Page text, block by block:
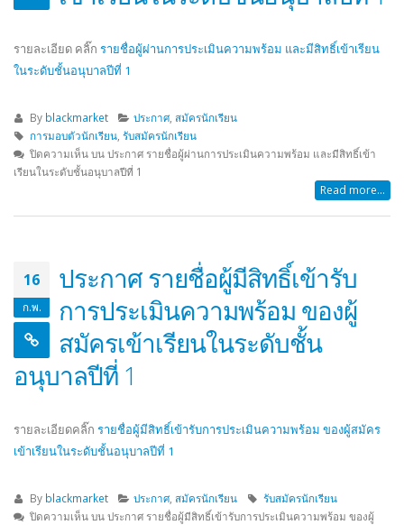
รายละเอียด คลิ๊ก รายชื่อผู้ผ่านการประเมินความพร้อม และมีสิทธิ์เข้าเรียน
ในระดับชั้นอนุบาลปีที่ 1
By blackmarket ประกาศ ,สมัครนักเรียน
การมอบตัวนักเรียน, รับสมัครนักเรียน
ปิดความเห็นบน ประกาศ รายชื่อผู้ผ่านการประเมินความพร้อม และมีสิทธิ์เข้า
เรียนในระดับชั้นอนุบาลปีที่ 1
Read more...
16
ก.พ.
ประกาศ รายชื่อผู้มีสิทธิ์เข้ารับ
การประเมินความพร้อม ของผู้
สมัครเข้าเรียนในระดับชั้น
อนุบาลปีที่ 1
รายละเอียดคลิ๊ก รายชื่อผู้มีสิทธิ์เข้ารับการประเมินความพร้อม ของผู้สมัคร
เข้าเรียนในระดับชั้นอนุบาลปีที่ 1
By blackmarket ประกาศ ,สมัครนักเรียน
รับสมัครนักเรียน
ปิดความเห็นบน ประกาศ รายชื่อผู้มีสิทธิ์เข้ารับการประเมินความพร้อม ของผู้